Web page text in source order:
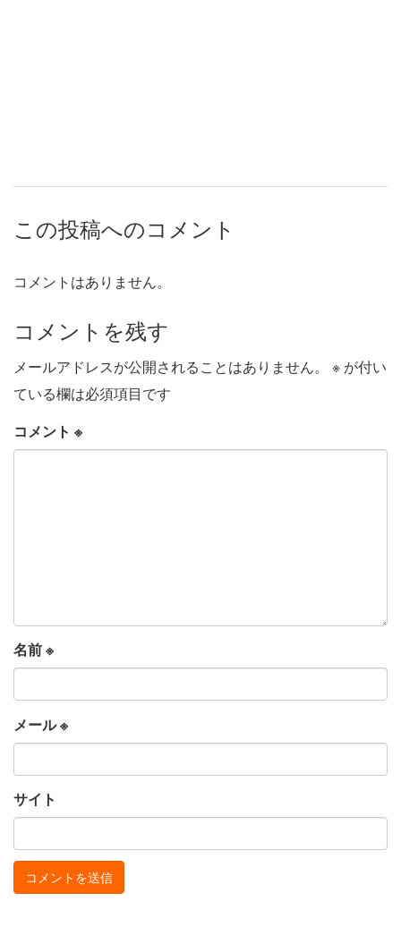
この投稿へのコメント
コメントはありません。
コメントを残す
メールアドレスが公開されることはありません。 ※ が付い
ている欄は必須項目です
コメント ※
名前※
メール※
サイト